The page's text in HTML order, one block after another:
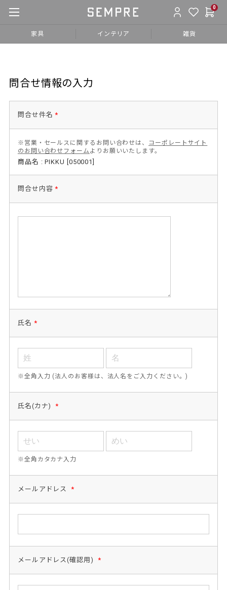
0
家具 インテリア 雑貨
問合せ情報の入力
問合せ件名 *
※営業・セールスに関するお問い合わせは、 コーポレートサイト
のお問い合わせフォーム よりお願いいたします。
商品名 : PIKKU [050001]
問合せ内容 *
氏名 *
※全角入力 (法人のお客様は、法人名をご入力ください。)
氏名(カナ) *
※全角カタカナ入力
メールアドレス *
メールアドレス(確認用) *